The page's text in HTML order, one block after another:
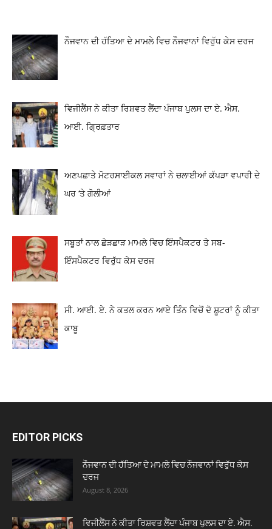
ਨੌਜਵਾਨ ਦੀ ਹੱਤਿਆ ਦੇ ਮਾਮਲੇ ਵਿਚ ਨੌਜਵਾਨਾਂ ਵਿਰੁੱਧ ਕੇਸ ਦਰਜ
ਵਿਜੀਲੈਂਸ ਨੇ ਕੀਤਾ ਰਿਸ਼ਵਤ ਲੈਂਦਾ ਪੰਜਾਬ ਪੁਲਸ ਦਾ ਏ. ਐਸ.
ਆਈ. ਗ੍ਰਿਫ਼ਤਾਰ
ਅਣਪਛਾਤੇ ਮੋਟਰਸਾਈਕਲ ਸਵਾਰਾਂ ਨੇ ਚਲਾਈਆਂ ਕੱਪੜਾ ਵਪਾਰੀ ਦੇ
ਘਰ ‘ਤੇ ਗੋਲੀਆਂ
ਸਬੂਤਾਂ ਨਾਲ ਛੇੜਛਾੜ ਮਾਮਲੇ ਵਿਚ ਇੰਸਪੈਕਟਰ ਤੇ ਸਬ-
ਇੰਸਪੈਕਟਰ ਵਿਰੁੱਧ ਕੇਸ ਦਰਜ
ਸੀ. ਆਈ. ਏ. ਨੇ ਕਤਲ ਕਰਨ ਆਏ ਤਿੰਨ ਵਿਚੋਂ ਦੋ ਸ਼ੂਟਰਾਂ ਨੂੰ ਕੀਤਾ
ਕਾਬੂ
EDITOR PICKS
ਨੌਜਵਾਨ ਦੀ ਹੱਤਿਆ ਦੇ ਮਾਮਲੇ ਵਿਚ ਨੌਜਵਾਨਾਂ ਵਿਰੁੱਧ ਕੇਸ
ਦਰਜ
August 8, 2026
ਵਿਜੀਲੈਂਸ ਨੇ ਕੀਤਾ ਰਿਸ਼ਵਤ ਲੈਂਦਾ ਪੰਜਾਬ ਪੁਲਸ ਦਾ ਏ. ਐਸ.